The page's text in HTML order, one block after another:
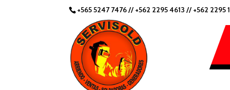
+565 5247 7476// +562 2295 4613 // +562 2295